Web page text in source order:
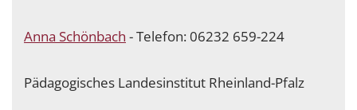
Anna Schönbach - Telefon: 06232 659-224
Pädagogisches Landesinstitut Rheinland-Pfalz